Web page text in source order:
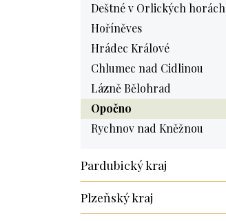
Deštné v Orlických horách
Hoříněves
Hrádec Králové
Chlumec nad Cidlinou
Lázně Bělohrad
Opočno
Rychnov nad Kněžnou
Pardubický kraj
Plzeňský kraj